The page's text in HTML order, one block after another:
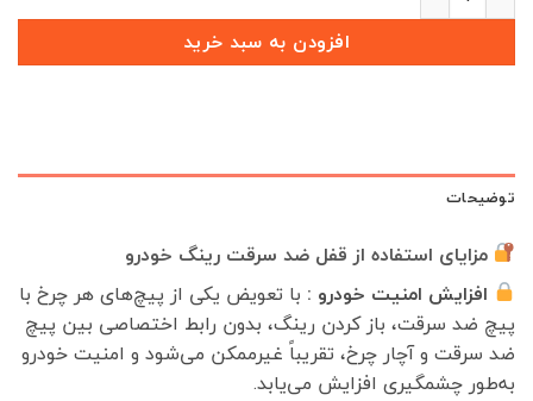
افزودن به سبد خرید
توضیحات
مزایای استفاده از قفل ضد سرقت رینگ خودرو
افزایش امنیت خودرو : با تعویض یکی از پیچ‌های هر چرخ با
پیچ ضد سرقت، باز کردن رینگ، بدون رابط اختصاصی بین پیچ
ضد سرقت و آچار چرخ، تقریباً غیرممکن می‌شود و امنیت خودرو
به‌طور چشمگیری افزایش می‌یابد.